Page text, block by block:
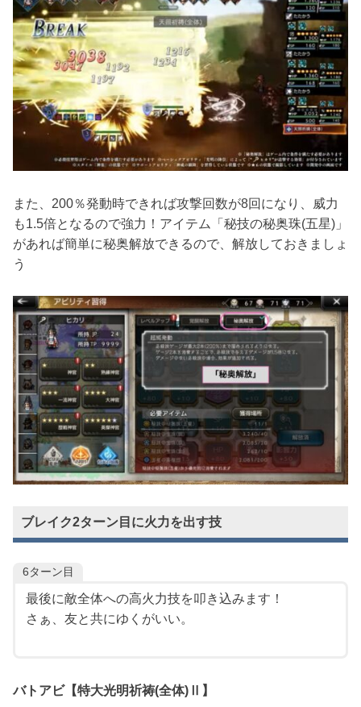
また、200％発動時できれば攻撃回数が8回になり、威力
も1.5倍となるので強力！アイテム「秘技の秘奥珠(五星)」
があれば簡単に秘奥解放できるので、解放しておきましょ
う
ブレイク2ターン目に火力を出す技
6ターン目
最後に敵全体への高火力技を叩き込みます！
さぁ、友と共にゆくがいい。
バトアビ【特大光明祈祷(全体)Ⅱ 】